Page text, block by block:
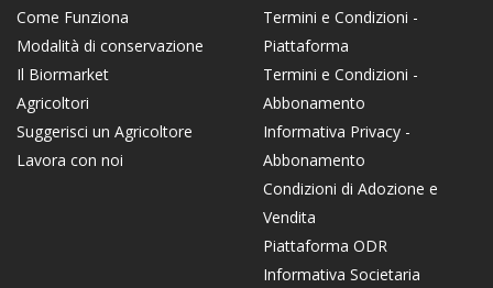
Come Funziona
Modalità di conservazione
Il Biormarket
Agricoltori
Suggerisci un Agricoltore
Lavora con noi
Termini e Condizioni -
Piattaforma
Termini e Condizioni -
Abbonamento
Informativa Privacy -
Abbonamento
Condizioni di Adozione e
Vendita
Piattaforma ODR
Informativa Societaria